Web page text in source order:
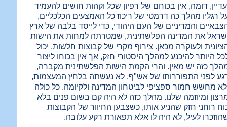
דומה, אין בכוחם של רפיון שכל וקהות חושים להעמיד
רגליו מהלך כה דרמטי של ריכוז כל האמצעים הכלכליים,
והמדיניים של העם היהודי, כדי לייסד בלבה של ארץ
את המדינה הפלשתינית, שמטרתה למחות את הישות
ולעוקרה מכאן. צירוף מקרי של קבוצות חלשות, יכול
היותר להיכנע למהלך היסטורי חזק, אך אין בכוחו ליצור
כזה יש מאין. והרי הקמת הישות הפלשתינית מקברה,
לפני התפוררותו של אש"ף, לא נעשתה בלחץ המעצמות,
מחשש חמור ספציפי לביטחון המדינה ולקיומה. כל כולה
ומיוזמה שלנו. מהלך כזה לא היה קם בשום פנים בלא
רוחני חזק שהניע אותו, כשצבען החיוור של הקבוצות
לעיל, לא היה לו אלא תפאורת רקע עלובה.